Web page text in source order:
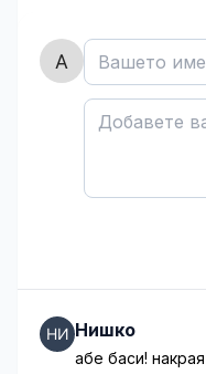
Нишко
абе баси!